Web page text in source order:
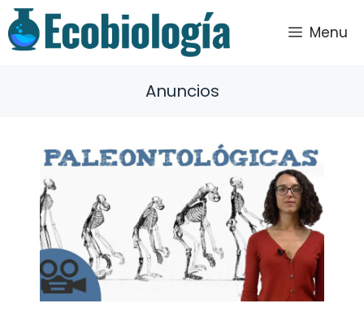
Saltar
al
contenido
Menu
Anuncios